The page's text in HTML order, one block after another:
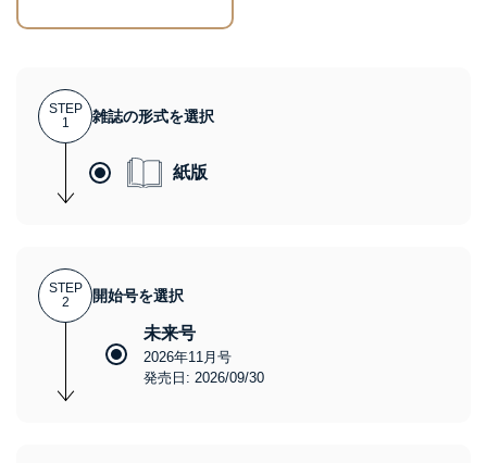
STEP
1
雑誌の形式を選択
紙版
STEP
2
開始号を選択
未来号
2026年11月号
発売日: 2026/09/30